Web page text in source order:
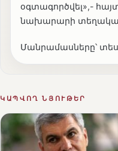
օգտագործվել»,-
նախարարի
Մանրամասները՝
ԿԱՊՎՈՂ ՆՅՈՒԹԵՐ